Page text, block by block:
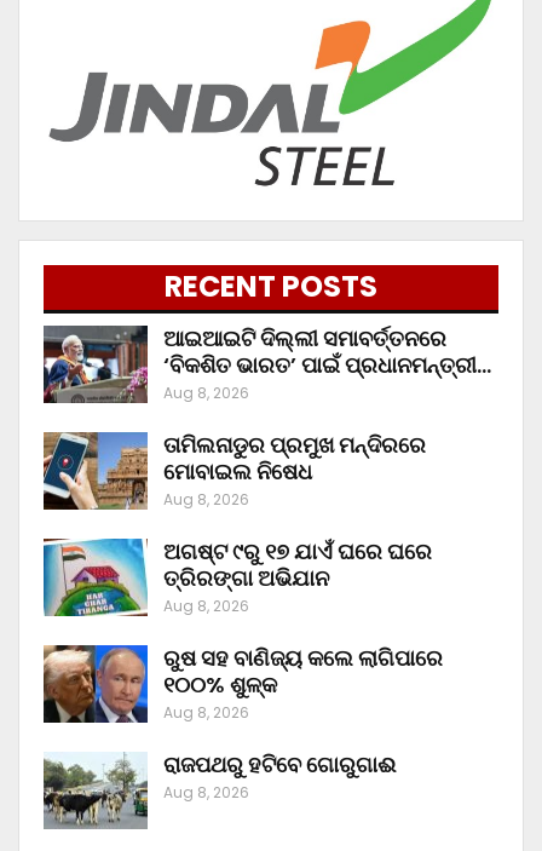
RECENT POSTS
ଆଇଆଇଟି ଦିଲ୍ଲୀ ସମାବର୍ତ୍ତନରେ
‘ବିକଶିତ ଭାରତ’ ପାଇଁ ପ୍ରଧାନମନ୍ତ୍ରୀ…
Aug 8, 2026
ତାମିଲନାଡୁର ପ୍ରମୁଖ ମନ୍ଦିରରେ
ମୋବାଇଲ ନିଷେଧ
Aug 8, 2026
ଅଗଷ୍ଟ ୯ରୁ ୧୭ ଯାଏଁ ଘରେ ଘରେ
ତ୍ରିରଙ୍ଗା ଅଭିଯାନ
Aug 8, 2026
ରୁଷ ସହ ବାଣିଜ୍ୟ କଲେ ଲାଗିପାରେ
୧୦୦% ଶୁଳ୍କ
Aug 8, 2026
ରାଜପଥରୁ ହଟିବେ ଗୋରୁଗାଈ
Aug 8, 2026